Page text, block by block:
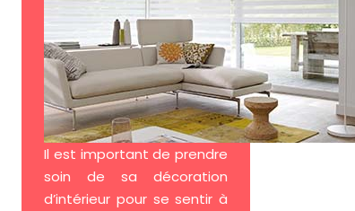
Il est important de prendre
soin de sa décoration
d’intérieur pour se sentir à